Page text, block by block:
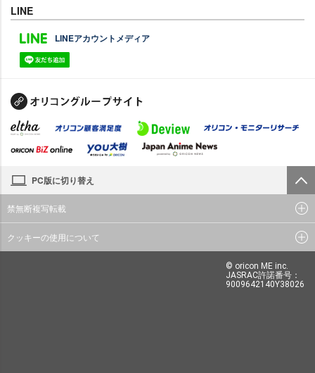
LINE
LINEアカウントメディア
PC版に切り替え
禁無断複写転載
クッキーの使用について
© oricon ME inc.
JASRAC許諾番号：
9009642140Y38026